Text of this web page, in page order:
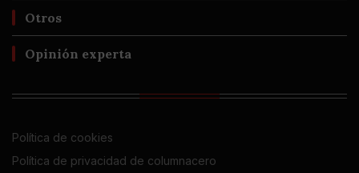
Otros
Opinión experta
Política de cookies
Política de privacidad de columnacero